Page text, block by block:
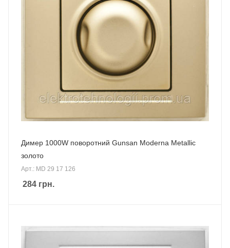
Димер 1000W поворотний Gunsan Moderna Metallic
золото
Арт.: MD 29 17 126
284 грн.